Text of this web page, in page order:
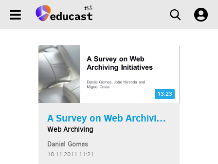
13:23
A Survey on Web Archiving...
Web Archiving
Daniel Gomes
10.11.2011 11:21